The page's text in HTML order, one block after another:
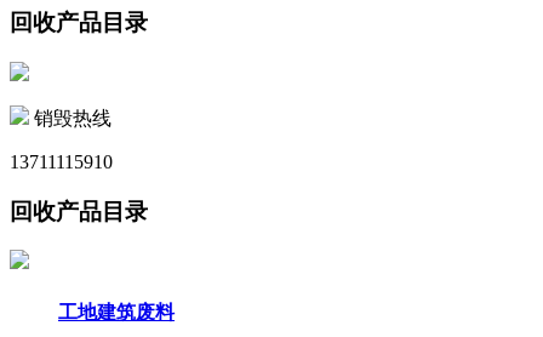
回收产品目录
销毁热线
13711115910
回收产品目录
工地建筑废料